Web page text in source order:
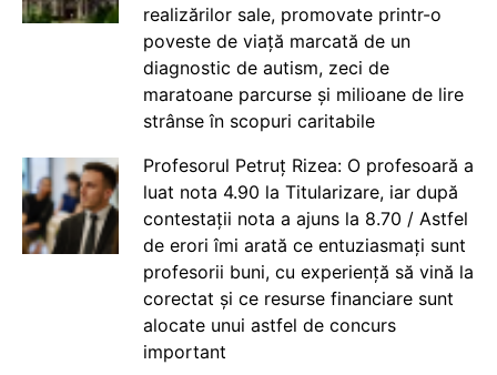
realizărilor sale, promovate printr-o
poveste de viață marcată de un
diagnostic de autism, zeci de
maratoane parcurse și milioane de lire
strânse în scopuri caritabile
Profesorul Petruț Rizea: O profesoară a
luat nota 4.90 la Titularizare, iar după
contestații nota a ajuns la 8.70 / Astfel
de erori îmi arată ce entuziasmați sunt
profesorii buni, cu experiență să vină la
corectat și ce resurse financiare sunt
alocate unui astfel de concurs
important